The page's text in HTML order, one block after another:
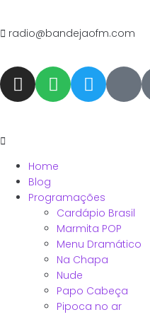
radio@bandejaofm.com
Home
Blog
Programações
Cardápio Brasil
Marmita POP
Menu Dramático
Na Chapa
Nude
Papo Cabeça
Pipoca no ar